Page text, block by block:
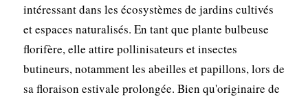
intéressant dans les écosystèmes de jardins cultivés
et espaces naturalisés. En tant que plante bulbeuse
florifère, elle attire pollinisateurs et insectes
butineurs, notamment les abeilles et papillons, lors de
sa floraison estivale prolongée. Bien qu'originaire de